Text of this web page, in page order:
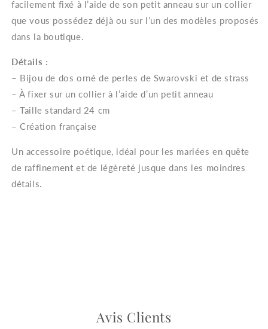
facilement fixé à l’aide de son petit anneau sur un collier
que vous possédez déjà ou sur l’un des modèles proposés
dans la boutique.
Détails :
– Bijou de dos orné de perles de Swarovski et de strass
– À fixer sur un collier à l’aide d’un petit anneau
– Taille standard 24 cm
– Création française
Un accessoire poétique, idéal pour les mariées en quête
de raffinement et de légèreté jusque dans les moindres
détails.
Avis Clients